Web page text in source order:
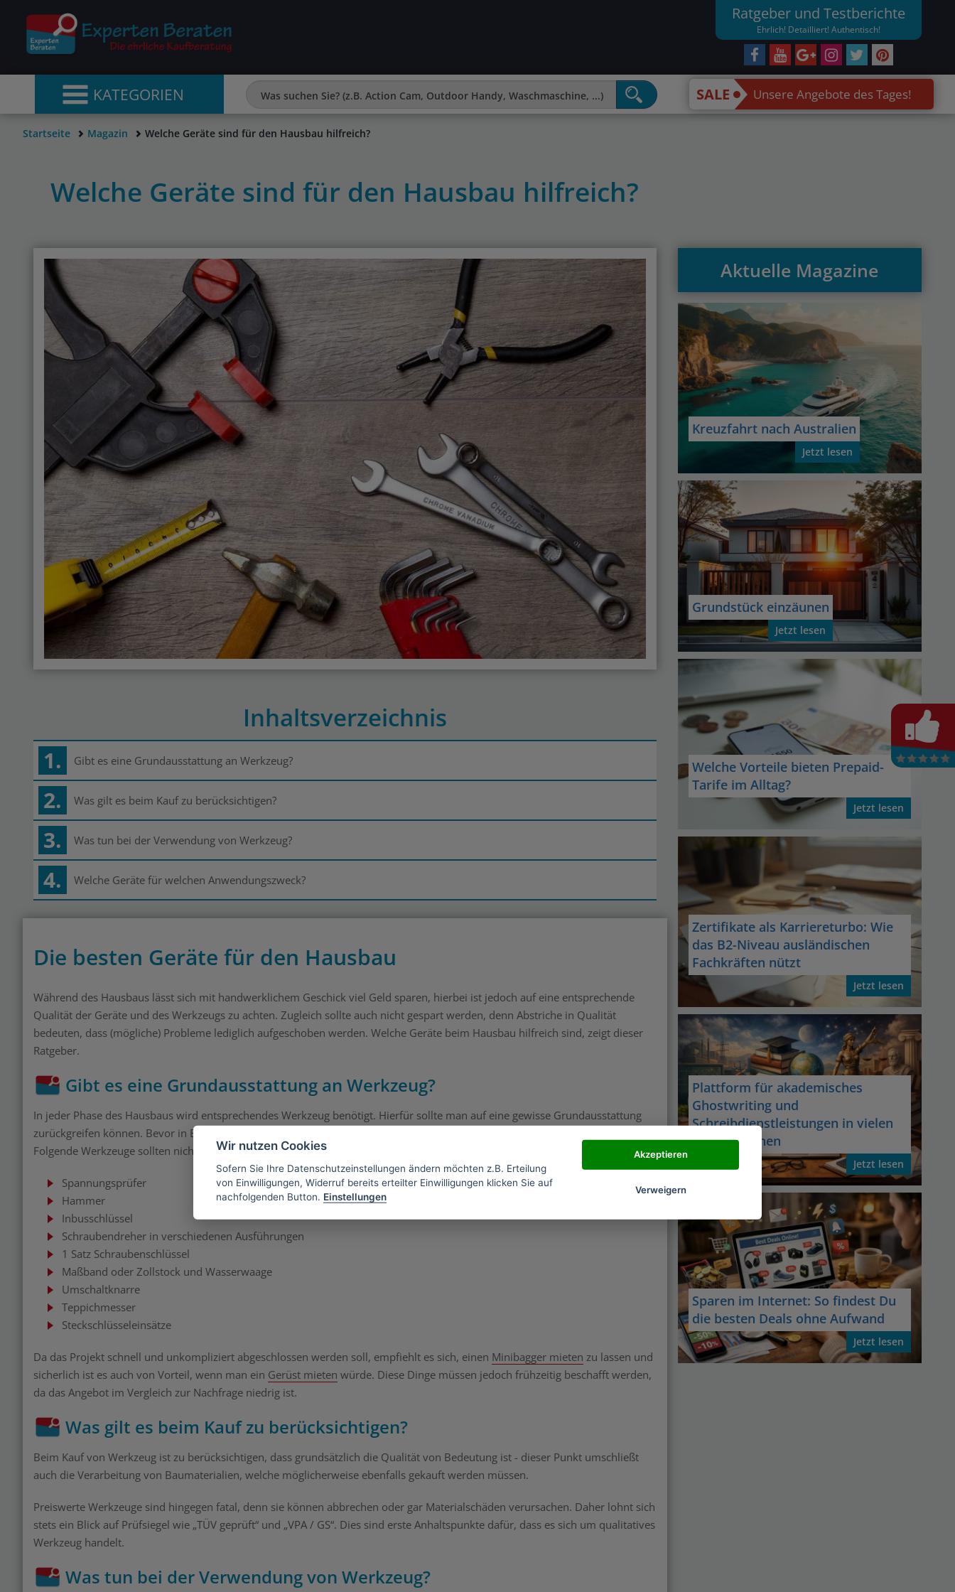
Ratgeber und Testberichte
Ehrlich! Detailliert! Authentisch!
KATEGORIEN SALE Unsere Angebote des Tages!
Startseite Magazin Welche Geräte sind für den Hausbau hilfreich?
Welche Geräte sind für den Hausbau hilfreich?
Inhaltsverzeichnis
1. Gibt es eine Grundausstattung an Werkzeug?
2. Was gilt es beim Kauf zu berücksichtigen?
3. Was tun bei der Verwendung von Werkzeug?
4. Welche Geräte für welchen Anwendungszweck?
Die besten Geräte für den Hausbau
Während des Hausbaus lässt sich mit handwerklichem Geschick viel Geld sparen, hierbei ist jedoch auf eine entsprechende
Qualität der Geräte und des Werkzeugs zu achten. Zugleich sollte auch nicht gespart werden, denn Abstriche in Qualität
bedeuten, dass (mögliche) Probleme lediglich aufgeschoben werden. Welche Geräte beim Hausbau hilfreich sind, zeigt dieser
Ratgeber.
Gibt es eine Grundausstattung an Werkzeug?
In jeder Phase des Hausbaus wird entsprechendes Werkzeug benötigt. Hierfür sollte man auf eine gewisse Grundausstattung
zurückgreifen können. Bevor in Eigenleistung Dinge errichtet werden können, sollte zuerst die Ausstattung eingeholt werden.
Folgende Werkzeuge sollten nicht fehlen:
Spannungsprüfer
Hammer
Inbusschlüssel
Schraubendreher in verschiedenen Ausführungen
1 Satz Schraubenschlüssel
Maßband oder Zollstock und Wasserwaage
Umschaltknarre
Teppichmesser
Steckschlüsseleinsätze
Da das Projekt schnell und unkompliziert abgeschlossen werden soll, empfiehlt es sich, einen Minibagger mieten zu lassen und
sicherlich ist es auch von Vorteil, wenn man ein Gerüst mieten würde. Diese Dinge müssen jedoch frühzeitig beschafft werden,
da das Angebot im Vergleich zur Nachfrage niedrig ist.
Was gilt es beim Kauf zu berücksichtigen?
Beim Kauf von Werkzeug ist zu berücksichtigen, dass grundsätzlich die Qualität von Bedeutung ist - dieser Punkt umschließt
auch die Verarbeitung von Baumaterialien, welche möglicherweise ebenfalls gekauft werden müssen.
Preiswerte Werkzeuge sind hingegen fatal, denn sie können abbrechen oder gar Materialschäden verursachen. Daher lohnt sich
stets ein Blick auf Prüfsiegel wie „TÜV geprüft“ und „VPA / GS“. Dies sind erste Anhaltspunkte dafür, dass es sich um qualitatives
Werkzeug handelt.
Was tun bei der Verwendung von Werkzeug?
Aktuelle Magazine
Kreuzfahrt nach Australien
Jetzt lesen
Grundstück einzäunen
Jetzt lesen
Welche Vorteile bieten Prepaid-
Tarife im Alltag?
Jetzt lesen
Zertifikate als Karriereturbo: Wie
das B2-Niveau ausländischen
Fachkräften nützt
Jetzt lesen
Plattform für akademisches
Ghostwriting und
Schreibdienstleistungen in vielen
Fachbereichen
Jetzt lesen
Sparen im Internet: So findest Du
die besten Deals ohne Aufwand
Jetzt lesen
Wir nutzen Cookies
Sofern Sie Ihre Datenschutzeinstellungen ändern möchten z.B. Erteilung
von Einwilligungen, Widerruf bereits erteilter Einwilligungen klicken Sie auf
nachfolgenden Button. Einstellungen
Akzeptieren
Verweigern